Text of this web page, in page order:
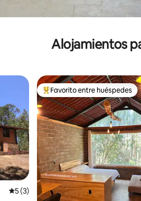
Alojamientos
Calificación promedio: 5 de 5; 3
5 (3)
De los mejores en Favorito
Favorito entre huéspedes